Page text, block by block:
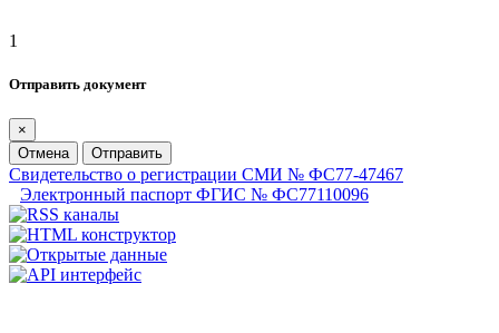
1
Отправить документ
×
Отмена
Отправить
Свидетельство о регистрации СМИ № ФС77-47467
Электронный паспорт ФГИС № ФС77110096